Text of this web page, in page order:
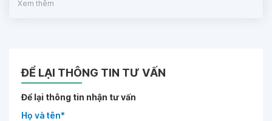
Xem thêm
ĐỂ LẠI THÔNG TIN TƯ VẤN
Để lại thông tin nhận tư vấn
Họ và tên*